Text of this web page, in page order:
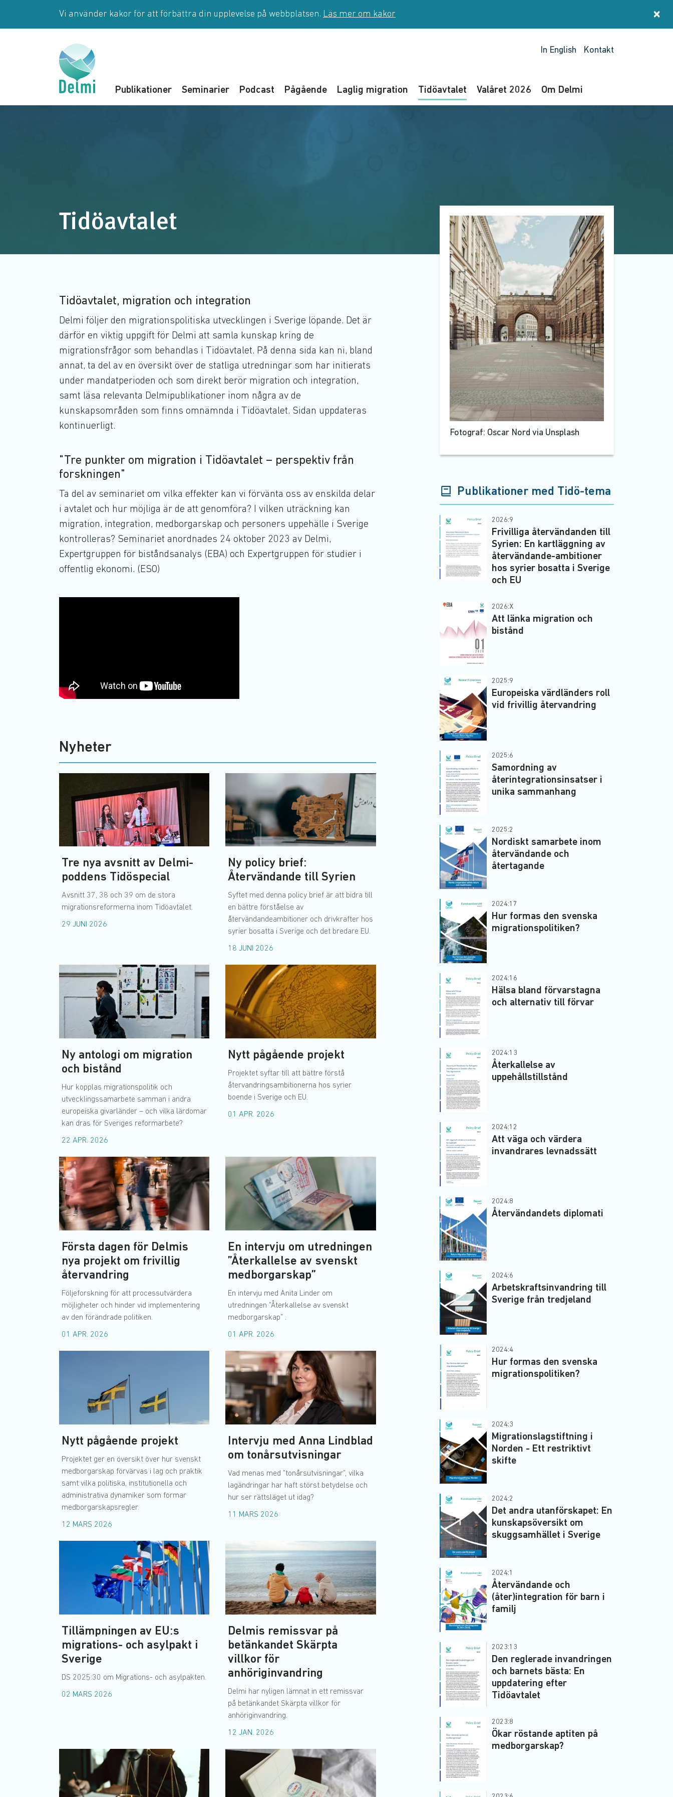
Vi använder kakor för att förbättra din upplevelse på webbplatsen. Läs mer om kakor
×
Publikationer Seminarier Podcast Pågående Laglig migration Tidöavtalet Valåret 2026 Om Delmi
In English Kontakt
Tidöavtalet
Fotograf: Oscar Nord via Unsplash
Tidöavtalet, migration och integration
Delmi följer den migrationspolitiska utvecklingen i Sverige löpande. Det är
därför en viktig uppgift för Delmi att samla kunskap kring de
migrationsfrågor som behandlas i Tidöavtalet. På denna sida kan ni, bland
annat, ta del av en översikt över de statliga utredningar som har initierats
under mandatperioden och som direkt berör migration och integration,
samt läsa relevanta Delmipublikationer inom några av de
kunskapsområden som finns omnämnda i Tidöavtalet. Sidan uppdateras
kontinuerligt.
"Tre punkter om migration i Tidöavtalet – perspektiv från
forskningen"
Ta del av seminariet om vilka effekter kan vi förvänta oss av enskilda delar
i avtalet och hur möjliga är de att genomföra? I vilken uträckning kan
migration, integration, medborgarskap och personers uppehälle i Sverige
kontrolleras? Seminariet anordnades 24 oktober 2023 av Delmi,
Expertgruppen för biståndsanalys (EBA) och Expertgruppen för studier i
offentlig ekonomi. (ESO)
Nyheter
Tre nya avsnitt av Delmi-
poddens Tidöspecial
Avsnitt 37, 38 och 39 om de stora
migrationsreformerna inom Tidöavtalet.
29 JUNI 2026
Ny policy brief:
Återvändande till Syrien
Syftet med denna policy brief är att bidra till
en bättre förståelse av
återvändandeambitioner och drivkrafter hos
syrier bosatta i Sverige och det bredare EU.
18 JUNI 2026
Ny antologi om migration
och bistånd
Hur kopplas migrationspolitik och
utvecklingssamarbete samman i andra
europeiska givarländer – och vilka lärdomar
kan dras för Sveriges reformarbete?
22 APR. 2026
Nytt pågående projekt
Projektet syftar till att bättre förstå
återvandringsambitionerna hos syrier
boende i Sverige och EU.
01 APR. 2026
Första dagen för Delmis
nya projekt om frivillig
återvandring
Följeforskning för att processutvärdera
möjligheter och hinder vid implementering
av den förändrade politiken.
01 APR. 2026
En intervju om utredningen
”Återkallelse av svenskt
medborgarskap”
En intervju med Anita Linder om
utredningen ”Återkallelse av svenskt
medborgarskap” .
01 APR. 2026
Nytt pågående projekt
Projektet ger en översikt över hur svenskt
medborgarskap förvärvas i lag och praktik
samt vilka politiska, institutionella och
administrativa dynamiker som formar
medborgarskapsregler.
12 MARS 2026
Intervju med Anna Lindblad
om tonårsutvisningar
Vad menas med ”tonårsutvisningar”, vilka
lagändringar har haft störst betydelse och
hur ser rättsläget ut idag?
11 MARS 2026
Tillämpningen av EU:s
migrations- och asylpakt i
Sverige
DS 2025:30 om Migrations- och asylpakten.
02 MARS 2026
Delmis remissvar på
betänkandet Skärpta
villkor för
anhöriginvandring
Delmi har nyligen lämnat in ett remissvar
på betänkandet Skärpta villkor för
anhöriginvandring.
12 JAN. 2026
Publikationer med Tidö-tema
2026:9
Frivilliga återvändanden till
Syrien: En kartläggning av
återvändande-ambitioner
hos syrier bosatta i Sverige
och EU
2026:X
Att länka migration och
bistånd
2025:9
Europeiska värdländers roll
vid frivillig återvandring
2025:6
Samordning av
återintegrationsinsatser i
unika sammanhang
2025:2
Nordiskt samarbete inom
återvändande och
återtagande
2024:17
Hur formas den svenska
migrationspolitiken?
2024:16
Hälsa bland förvarstagna
och alternativ till förvar
2024:13
Återkallelse av
uppehållstillstånd
2024:12
Att väga och värdera
invandrares levnadssätt
2024:8
Återvändandets diplomati
2024:6
Arbetskraftsinvandring till
Sverige från tredjeland
2024:4
Hur formas den svenska
migrationspolitiken?
2024:3
Migrationslagstiftning i
Norden - Ett restriktivt
skifte
2024:2
Det andra utanförskapet: En
kunskapsöversikt om
skuggsamhället i Sverige
2024:1
Återvändande och
(åter)integration för barn i
familj
2023:13
Den reglerade invandringen
och barnets bästa: En
uppdatering efter
Tidöavtalet
2023:8
Ökar röstande aptiten på
medborgarskap?